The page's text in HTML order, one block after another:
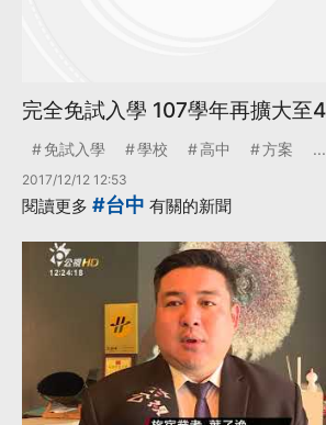
完全免試入學 107學年再擴大至
免試入學 學校 高中 方案 ...
2017/12/12 12:53
閱讀更多 #台中 有關的新聞